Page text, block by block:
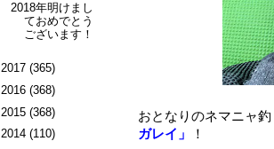
おとなりのネマニャ
ガレイ」
！
2018年明けまし
ておめでとう
ございます！
2017 (365)
2016 (368)
2015 (368)
2014 (110)